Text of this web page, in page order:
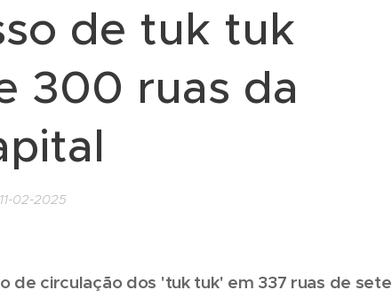
de tuk tuk
300 ruas da
11-02-2025
de circulação dos 'tuk tuk' em 337 ruas de sete